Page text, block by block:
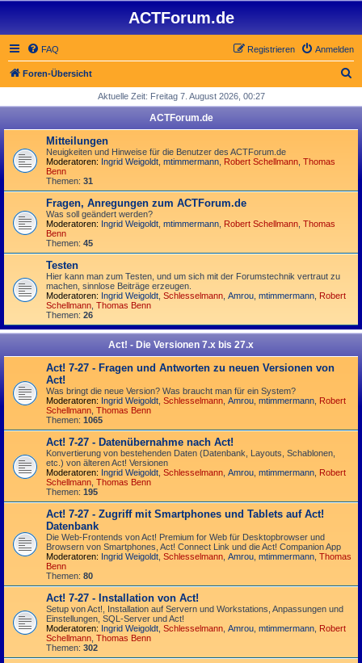
ACTForum.de
FAQ Anmelden
Registrieren
Foren-Übersicht
h
Aktuelle Zeit: Freitag 7. August 2026, 00:27
ACTForum.de
Mitteilungen
Neuigkeiten und Hinweise für die Benutzer des ACTForum.de
Moderatoren: Ingrid Weigoldt mtimmermann Robert Schellmann Thomas
Benn
Themen: 31
Fragen, Anregungen zum ACTForum.de
Was soll geändert werden?
Moderatoren: Ingrid Weigoldt mtimmermann Robert Schellmann Thomas
Benn
Themen: 45
Testen
Hier kann man zum Testen, und um sich mit der Forumstechnik vertraut zu
machen, sinnlose Beiträge erzeugen.
Moderatoren: Ingrid Weigoldt Schlesselmann Amrou mtimmermann Robert
Schellmann Thomas Benn
Themen: 26
Act! - Die Versionen 7.x bis 27.x
Act! 7-27 - Fragen und Antworten zu neuen Versionen von
Act!
Was bringt die neue Version? Was braucht man für ein System?
Moderatoren: Ingrid Weigoldt Schlesselmann Amrou mtimmermann Robert
Schellmann Thomas Benn
Themen: 1065
Act! 7-27 - Datenübernahme nach Act!
Konvertierung von bestehenden Daten (Datenbank, Layouts, Schablonen,
etc.) von älteren Act! Versionen
Moderatoren: Ingrid Weigoldt Schlesselmann Amrou mtimmermann Robert
Schellmann Thomas Benn
Themen: 195
Act! 7-27 - Zugriff mit Smart­phones und Tablets auf Act!
Datenbank
Die Web-Frontends von Act! Premium for Web für Desktop­browser und
Browsern von Smart­phones, Act! Connect Link und die Act! Companion App
Moderatoren: Ingrid Weigoldt Schlesselmann Amrou mtimmermann Thomas
Benn
Themen: 80
Act! 7-27 - Installation von Act!
Setup von Act!, Installation auf Servern und Workstations, Anpassungen und
Einstellungen, SQL-Server und Act!
Moderatoren: Ingrid Weigoldt Schlesselmann Amrou mtimmermann Robert
Schellmann Thomas Benn
Themen: 302